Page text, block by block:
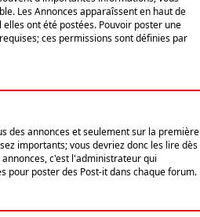
Les Annonces apparaîssent en haut de
ont été postées. Pouvoir poster une
ces permissions sont définies par
des annonces et seulement sur la première
importants; vous devriez donc les lire dès
c'est l'administrateur qui
pour poster des Post-it dans chaque forum.